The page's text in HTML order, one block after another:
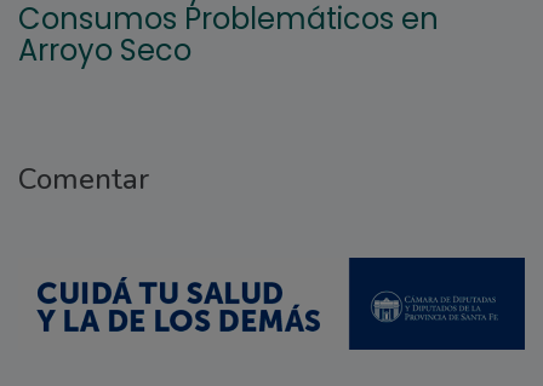
Consumos Problemáticos en
Arroyo Seco
Comentar